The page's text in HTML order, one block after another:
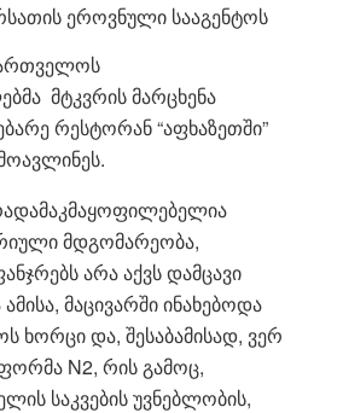
ეროვნული სააგენტოს
მტკვრის მარცხენა
რესტორან “აფხაზეთში”
მდგომარეობა,
არა აქვს დამცავი
მაცივარში ინახებოდა
ხორცი და, შესაბამისად, ვერ
N2, რის გამოც,
საკვების უვნებლობის,